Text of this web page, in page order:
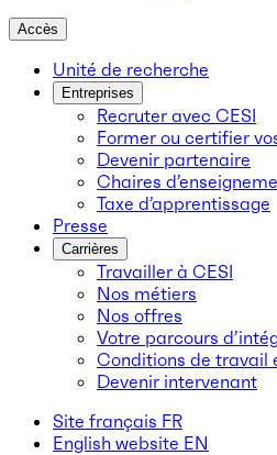
Accès
Unité de recherche
Entreprises
Recruter avec CESI
Former ou certifier
Devenir partenaire
Chaires
Taxe d’apprentissage
Presse
Carrières
Travailler à CESI
Nos métiers
Nos offres
Votre parcours
Conditions de travail
Devenir intervenant
Site français FR
English website EN